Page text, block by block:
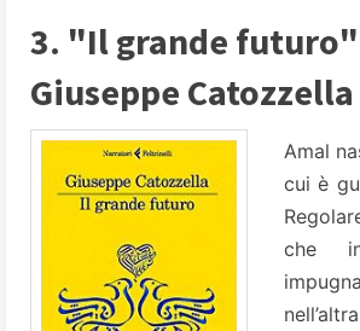
3. "Il grande
Giuseppe Catozzella
Amal
cui è
che